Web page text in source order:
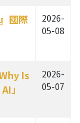
國際
2026-
05-08
Is
」
2026-
05-07